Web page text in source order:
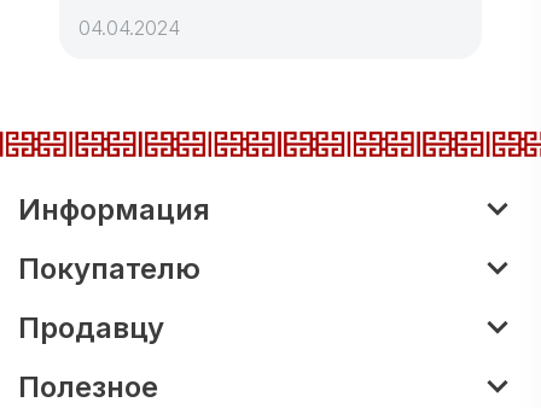
04.04.2024
Информация
Покупателю
Продавцу
Полезное